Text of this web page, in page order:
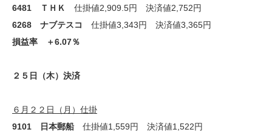
6481 ＴＨＫ
仕掛値2,909.5円 決済値2,752円
6268 ナブテスコ
仕掛値3,343円 決済値3,365円
損益率 ＋6.07％
２５日（木）決済
６月２２日（月）仕掛
9101 日本郵船 仕掛値1,559円 決済値1,522円